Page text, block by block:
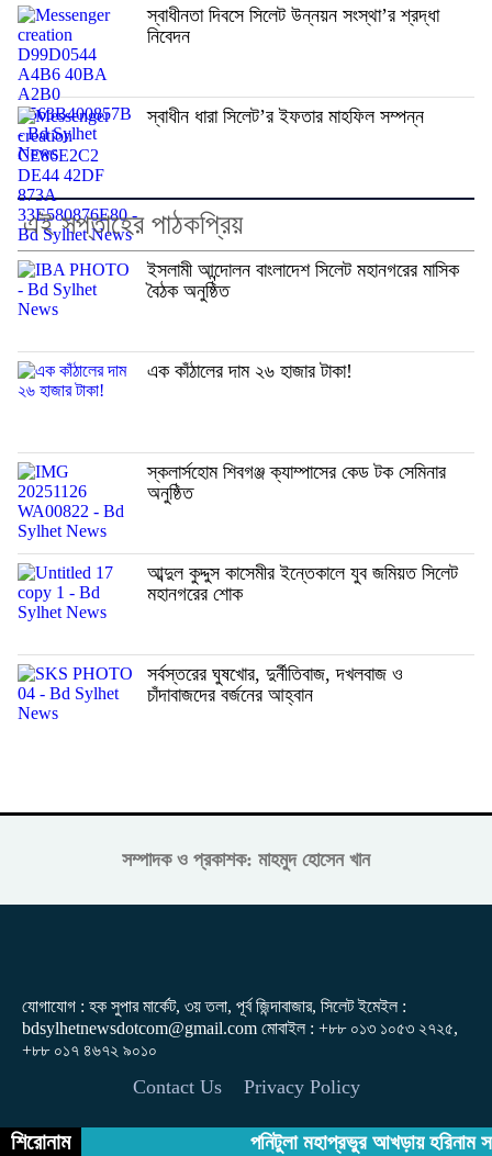
স্বাধীনতা দিবসে সিলেট উন্নয়ন সংস্থা’র শ্রদ্ধা
নিবেদন
স্বাধীন ধারা সিলেট’র ইফতার মাহফিল সম্পন্ন
এই সপ্তাহের পাঠকপ্রিয়
ইসলামী আন্দোলন বাংলাদেশ সিলেট মহানগরের মাসিক
বৈঠক অনুষ্ঠিত
এক কাঁঠালের দাম ২৬ হাজার টাকা!
স্কলার্সহোম শিবগঞ্জ ক্যাম্পাসের কেড টক সেমিনার
অনুষ্ঠিত
আব্দুল কুদ্দুস কাসেমীর ইন্তেকালে যুব জমিয়ত সিলেট
মহানগরের শোক
সর্বস্তরের ঘুষখোর, দুর্নীতিবাজ, দখলবাজ ও
চাঁদাবাজদের বর্জনের আহ্বান
সম্পাদক ও প্রকাশক: মাহমুদ হোসেন খান
যোগাযোগ : হক সুপার মার্কেট, ৩য় তলা, পূর্ব জিন্দাবাজার, সিলেট ইমেইল :
bdsylhetnewsdotcom@gmail.com মোবাইল : +৮৮ ০১৩ ১০৫৩ ২৭২৫,
+৮৮ ০১৭ ৪৬৭২ ৯০১০
Contact Us Privacy Policy
শিরোনাম পনিটুলা মহাপ্রভুর আখড়ায় হরিনাম